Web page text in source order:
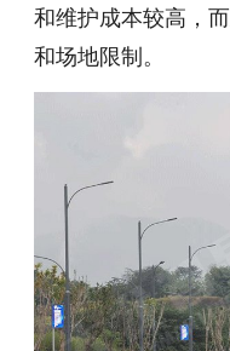
和维护成本较高，
和场地限制。